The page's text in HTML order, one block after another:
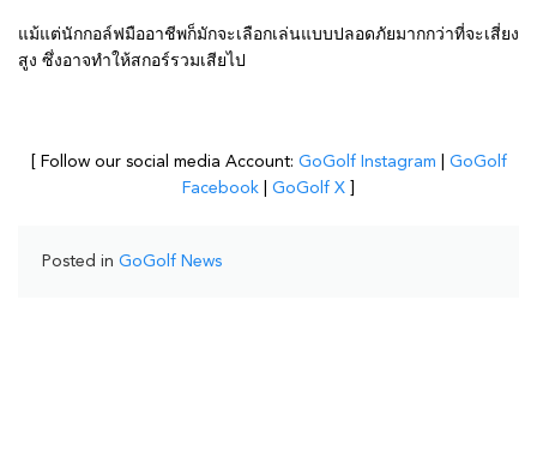
แม้แต่นักกอล์ฟมืออาชีพก็มักจะเลือกเล่นแบบปลอดภัยมากกว่าที่จะเสี่ยง
สูง ซึ่งอาจทำให้สกอร์รวมเสียไป
[ Follow our social media Account: GoGolf Instagram
GoGolf
Facebook
GoGolf X
Posted in GoGolf News